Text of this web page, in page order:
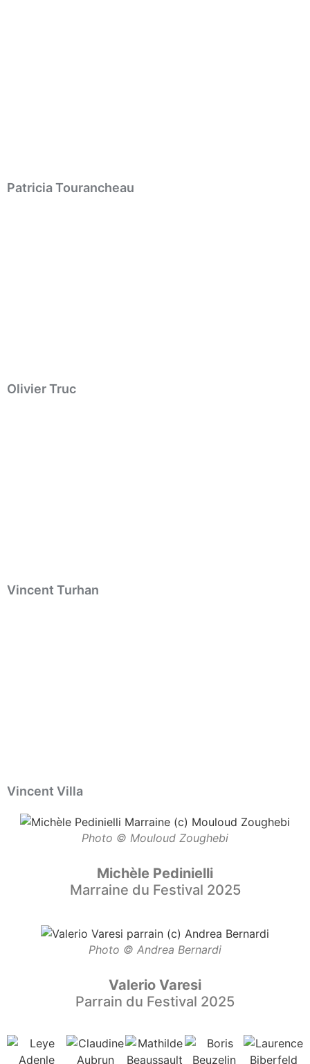
Patricia Tourancheau
Olivier Truc
Vincent Turhan
Vincent Villa
Photo © Mouloud Zoughebi
Michèle Pedinielli
Marraine du Festival 2025
Photo © Andrea Bernardi
Valerio Varesi
Parrain du Festival 2025